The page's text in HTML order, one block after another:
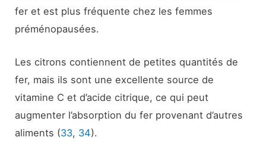
fer et est plus fréquente chez les femmes
préménopausées.
Les citrons contiennent de petites quantités de
fer, mais ils sont une excellente source de
vitamine C et d’acide citrique, ce qui peut
augmenter l’absorption du fer provenant d’autres
aliments (33, 34).